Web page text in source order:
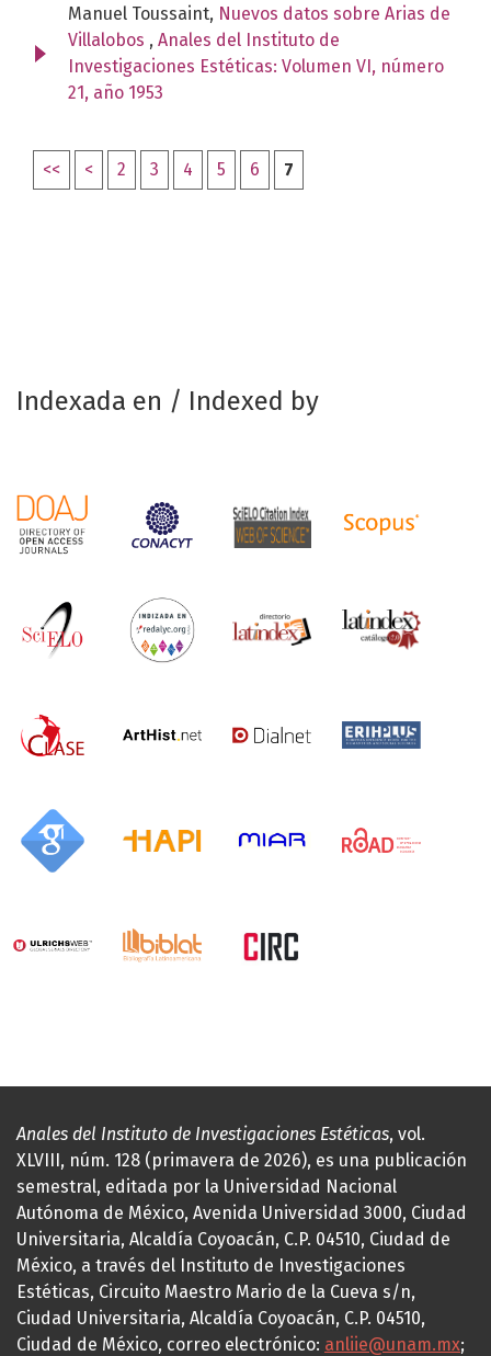
Manuel Toussaint, Nuevos datos sobre Arias de
Villalobos , Anales del Instituto de
Investigaciones Estéticas: Volumen VI, número
21, año 1953
<< < 2 3 4 5 6 7
Indexada en / Indexed by
Anales del Instituto de Investigaciones Estéticas, vol.
XLVIII, núm. 128 (primavera de 2026), es una publicación
semestral, editada por la Universidad Nacional
Autónoma de México, Avenida Universidad 3000, Ciudad
Universitaria, Alcaldía Coyoacán, C.P. 04510, Ciudad de
México, a través del Instituto de Investigaciones
Estéticas, Circuito Maestro Mario de la Cueva s/n,
Ciudad Universitaria, Alcaldía Coyoacán, C.P. 04510,
Ciudad de México, correo electrónico: anliie@unam.mx;